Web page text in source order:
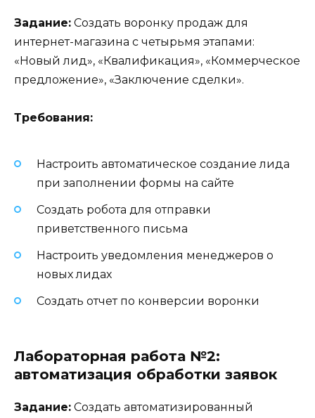
Задание: Создать воронку продаж для
интернет-магазина с четырьмя этапами:
«Новый лид», «Квалификация», «Коммерческое
предложение», «Заключение сделки».
Требования:
Настроить автоматическое создание лида
при заполнении формы на сайте
Создать робота для отправки
приветственного письма
Настроить уведомления менеджеров о
новых лидах
Создать отчет по конверсии воронки
Лабораторная работа №2:
автоматизация обработки заявок
Задание: Создать автоматизированный